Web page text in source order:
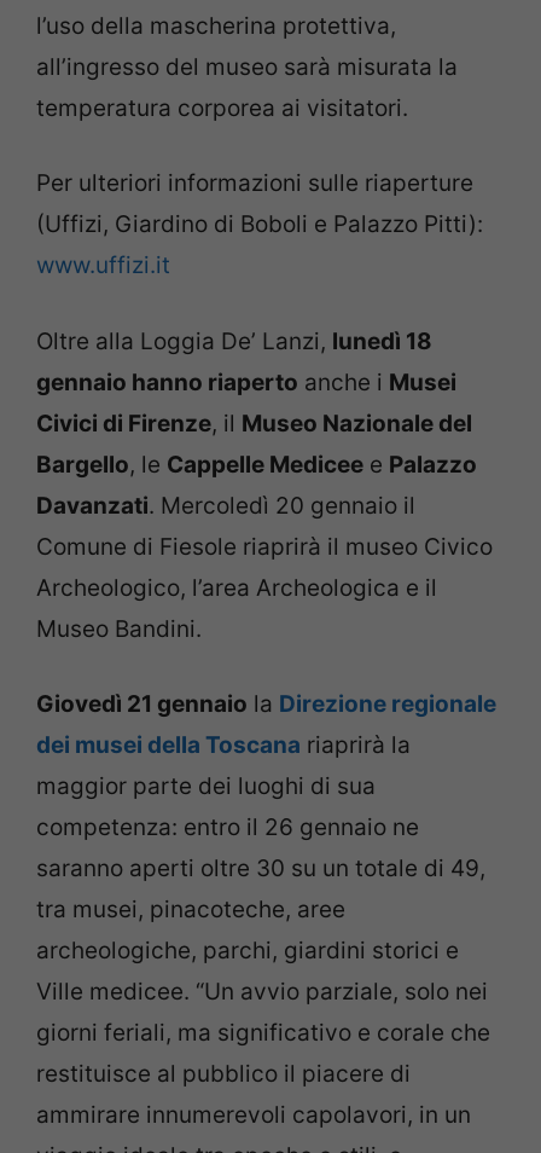
l’uso della mascherina protettiva,
all’ingresso del museo sarà misurata la
temperatura corporea ai visitatori.
Per ulteriori informazioni sulle riaperture
(Uffizi, Giardino di Boboli e Palazzo Pitti):
www.uffizi.it
Oltre alla Loggia De’ Lanzi, lunedì 18
gennaio hanno riaperto anche i Musei
Civici di Firenze, il Museo Nazionale del
Bargello, le Cappelle Medicee e Palazzo
Davanzati. Mercoledì 20 gennaio il
Comune di Fiesole riaprirà il museo Civico
Archeologico, l’area Archeologica e il
Museo Bandini.
Giovedì 21 gennaio la Direzione regionale
dei musei della Toscana riaprirà la
maggior parte dei luoghi di sua
competenza: entro il 26 gennaio ne
saranno aperti oltre 30 su un totale di 49,
tra musei, pinacoteche, aree
archeologiche, parchi, giardini storici e
Ville medicee. “Un avvio parziale, solo nei
giorni feriali, ma significativo e corale che
restituisce al pubblico il piacere di
ammirare innumerevoli capolavori, in un